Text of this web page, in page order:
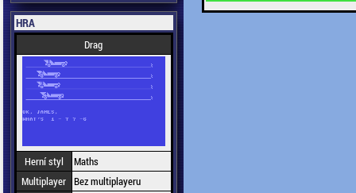
HRA
Drag
Herní styl
Maths
Multiplayer Bez multiplayeru